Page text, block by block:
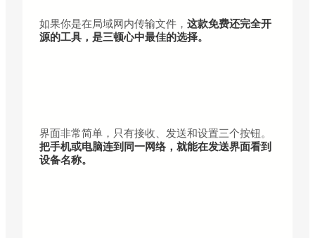
如果你是在局域网内传输文件， 这款免费还完全开
源的工具，是三顿心中最佳的选择。
界面非常简单，只有接收、发送和设置三个按钮。
把手机或电脑连到同一网络，就能在发送界面看到
设备名称。